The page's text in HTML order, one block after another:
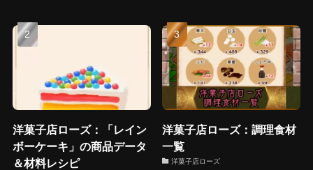
洋菓子店ローズ：「レイン
ボーケーキ」の商品データ
＆材料レシピ
洋菓子店ローズ：調理食材
一覧
洋菓子店ローズ